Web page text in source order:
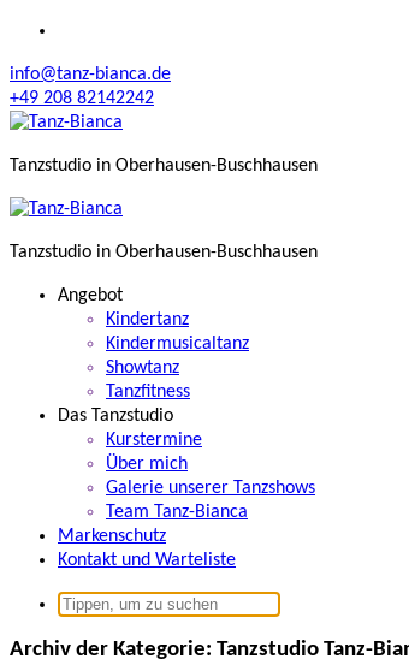
Zum
springen
info@tanz-bianca.de
+49 208 82142242
Tanzstudio in Oberhausen-Buschhausen
Tanzstudio in Oberhausen-Buschhausen
Angebot
Kindertanz
Kindermusicaltanz
Showtanz
Tanzfitness
Das Tanzstudio
Kurstermine
Über mich
Galerie unserer Tanzshows
Team Tanz-Bianca
Markenschutz
Kontakt und Warteliste
Suchen
Archiv der Kategorie: Tanzstudio Tanz-